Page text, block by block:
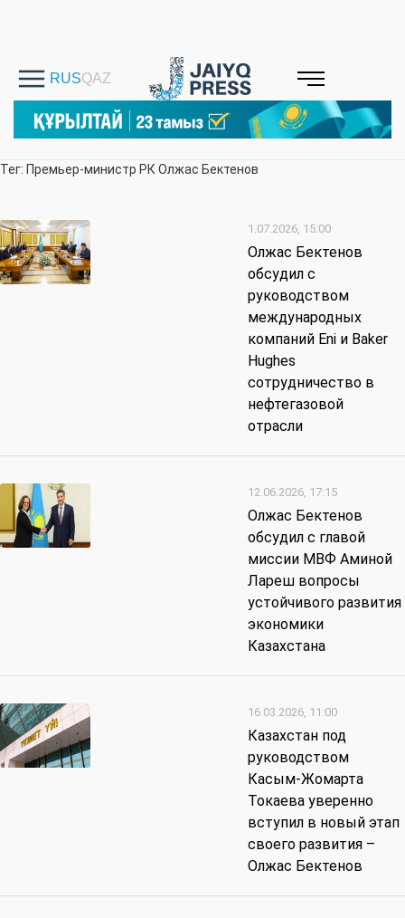
Тег: Премьер-министр РК Олжас Бектенов
1.07.2026, 15:00
Олжас Бектенов
обсудил с
руководством
международных
компаний Eni и Baker
Hughes
сотрудничество в
нефтегазовой
отрасли
12.06.2026, 17:15
Олжас Бектенов
обсудил с главой
миссии МВФ Аминой
Лареш вопросы
устойчивого развития
экономики
Казахстана
16.03.2026, 11:00
Казахстан под
руководством
Касым-Жомарта
Токаева уверенно
вступил в новый этап
своего развития –
Олжас Бектенов